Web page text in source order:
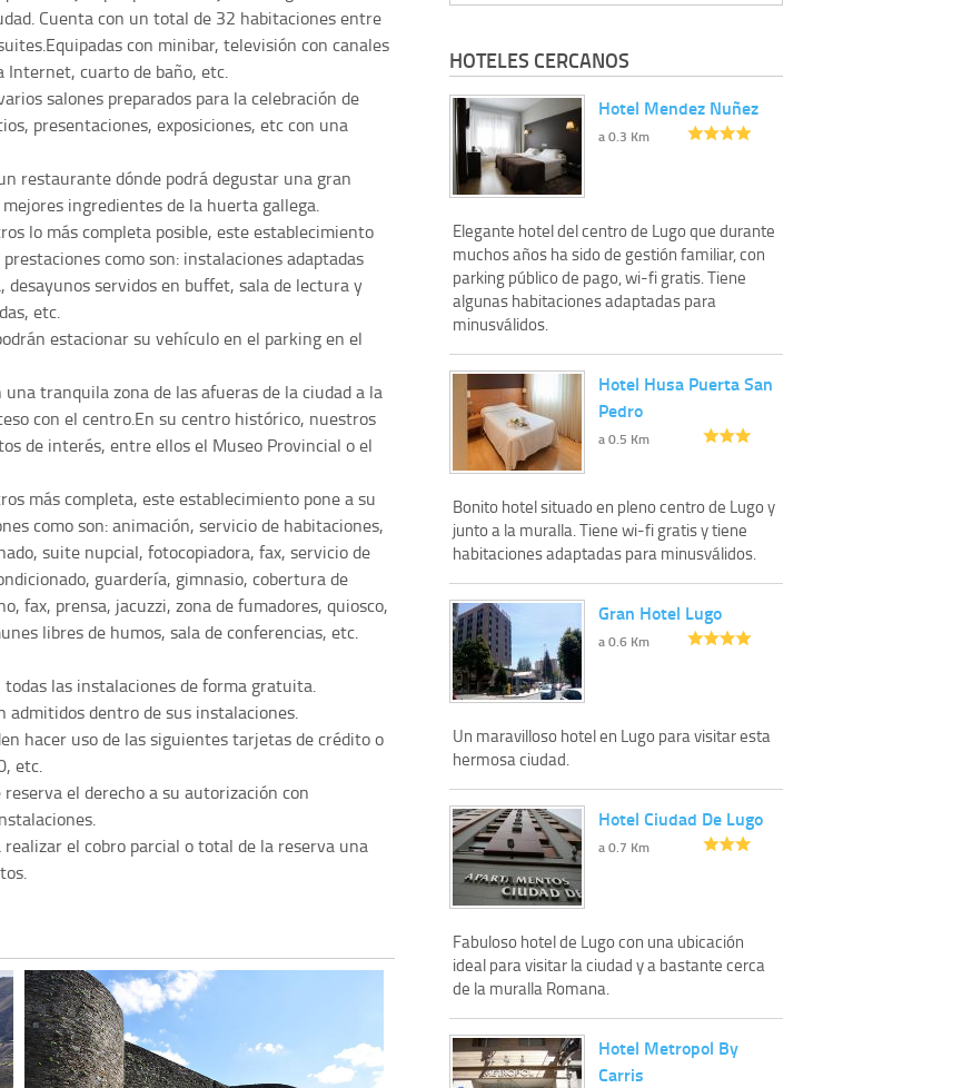
Cuenta con un total de 32 habitaciones entre
con minibar, televisión con canales
Internet, cuarto de baño, etc.
salones preparados para la celebración de
presentaciones, exposiciones, etc con una
restaurante dónde podrá degustar una gran
ingredientes de la huerta gallega.
lo más completa posible, este establecimiento
como son: instalaciones adaptadas
desayunos servidos en buffet, sala de lectura y
etc.
estacionar su vehículo en el parking en el
tranquila zona de las afueras de la ciudad a la
con el centro.En su centro histórico, nuestros
de interés, entre ellos el Museo Provincial o el
más completa, este establecimiento pone a su
como son: animación, servicio de habitaciones,
suite nupcial, fotocopiadora, fax, servicio de
guardería, gimnasio, cobertura de
fax, prensa, jacuzzi, zona de fumadores, quiosco,
libres de humos, sala de conferencias, etc.
las instalaciones de forma gratuita.
admitidos dentro de sus instalaciones.
hacer uso de las siguientes tarjetas de crédito o
etc.
el derecho a su autorización con
el cobro parcial o total de la reserva una
HOTELES CERCANOS
Hotel Mendez Nuñez
a 0.3 Km
Elegante hotel del centro de Lugo que durante
muchos años ha sido de gestión familiar, con
parking público de pago, wi-fi gratis. Tiene
algunas habitaciones adaptadas para
minusválidos.
Hotel Husa Puerta San
Pedro
a 0.5 Km
Bonito hotel situado en pleno centro de Lugo y
junto a la muralla. Tiene wi-fi gratis y tiene
habitaciones adaptadas para minusválidos.
Gran Hotel Lugo
a 0.6 Km
Un maravilloso hotel en Lugo para visitar esta
hermosa ciudad.
Hotel Ciudad De Lugo
a 0.7 Km
Fabuloso hotel de Lugo con una ubicación
ideal para visitar la ciudad y a bastante cerca
de la muralla Romana.
Hotel Metropol By
Carris